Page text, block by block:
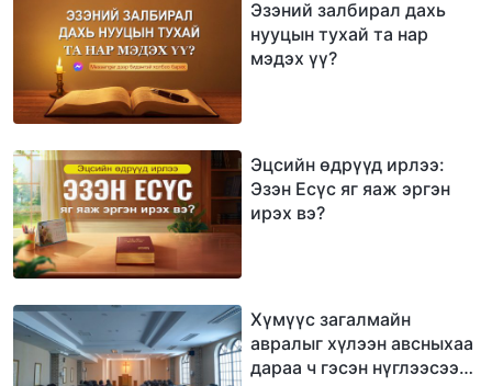
Эзэний залбирал дахь
нууцын тухай та нар
мэдэх үү?
Эцсийн өдрүүд ирлээ:
Эзэн Есүс яг яаж эргэн
ирэх вэ?
Хүмүүс загалмайн
авралыг хүлээн авсныхаа
дараа ч гэсэн нүглээсээ